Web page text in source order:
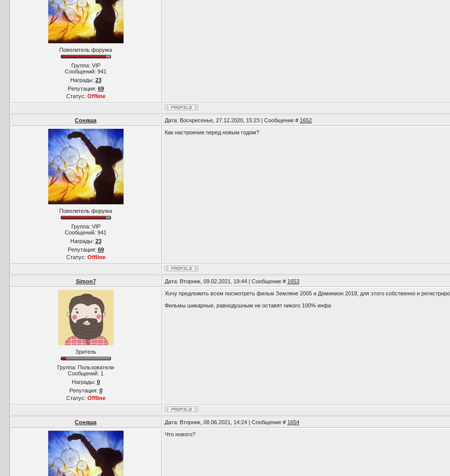
Повелитель форума
Группа: VIP
Сообщений: 941
Награды: 23
Репутация: 69
Статус: Offline
Соняша Дата: Воскресенье, 27.12.2020, 15:23 | Сообщение # 1652
Повелитель форума
Группа: VIP
Сообщений: 941
Награды: 23
Репутация: 69
Статус: Offline
Как настроение перед новым годом?
Simon7 Дата: Вторник, 09.02.2021, 19:44 | Сообщение # 1653
Зритель
Группа: Пользователи
Сообщений: 1
Награды: 0
Репутация: 0
Статус: Offline
Хочу предложить всем посмотреть фильм Земляне 2005 и Доминион 2018, для этого собственно и
Фильмы шикарные, равнодушным не оставят никого 100% инфа
Соняша Дата: Вторник, 08.06.2021, 14:24 | Сообщение # 1654
Что нового?